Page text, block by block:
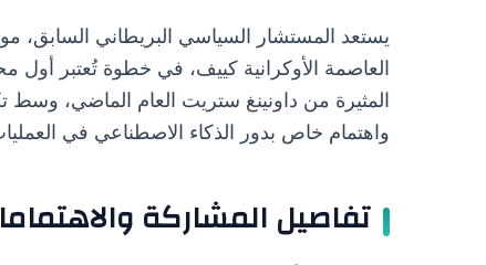
يستعد المستشار السياسي البريطاني
العاصمة الأوكرانية كييف، في خطوة تُعتبر أول
المثيرة من داونينغ ستريت العام الماضي، وسط
واهتمام خاص بدور الذكاء الاصطناعي في العمليات
تفاصيل المشاركة